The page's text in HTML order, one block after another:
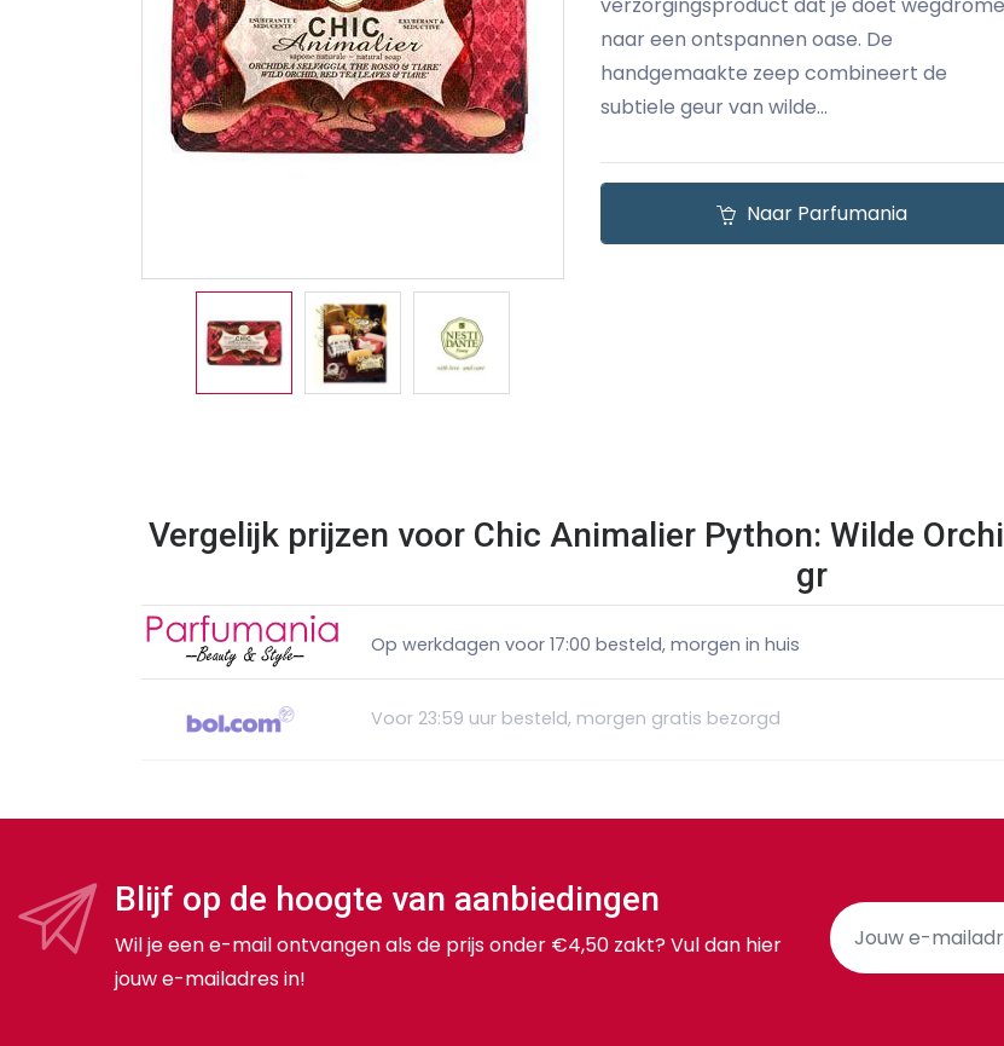
naar een ontspannen oase. De
handgemaakte zeep combineert de
subtiele geur van wilde...
Naar Parfumania
Vergelijk prijzen voor Chic Animalier Python: Wilde
gr
Op werkdagen voor 17:00 besteld, morgen in huis
Voor 23:59 uur besteld, morgen gratis bezorgd
Blijf op de hoogte van aanbiedingen
Wil je een e-mail ontvangen als de prijs onder €4,50 zakt? Vul dan hier
jouw e-mailadres in!